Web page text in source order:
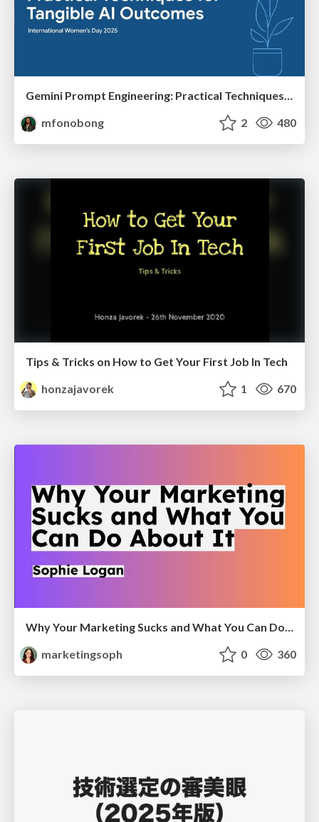
Gemini Prompt Engineering: Practical Techniques for Tangible AI Outcomes
mfonobong
2 480
Tips & Tricks on How to Get Your First Job In Tech
honzajavorek
1 670
Why Your Marketing Sucks and What You Can Do About It - Sophie Logan
marketingsoph
0 360